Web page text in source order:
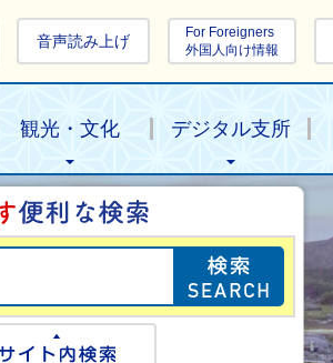
音声読み上げ
For Foreigners
外国人向け情報
観光・文化 デジタル支所
検索